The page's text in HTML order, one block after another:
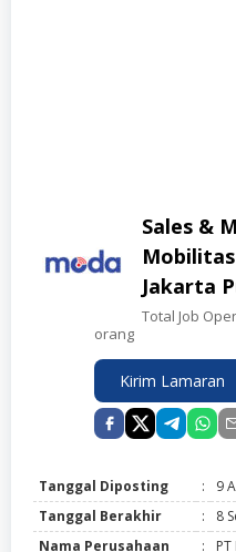
Sales &
Jakarta
Total Job
orang
Kirim Lamaran
Tanggal Diposting :
9
Tanggal Berakhir
:
8
Nama Perusahaan
: